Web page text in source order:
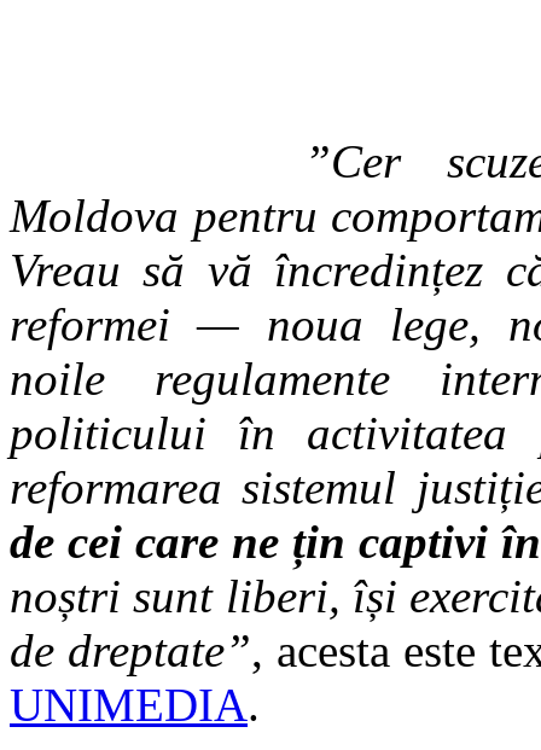
”Cer
Moldova pentru
Vreau să vă încredințez
reformei — noua lege,
noile regulamente
politicului în activitatea
reformarea sistemul
de cei care ne țin captivi
noștri sunt liberi, își
de dreptate”, acesta este
UNIMEDIA.